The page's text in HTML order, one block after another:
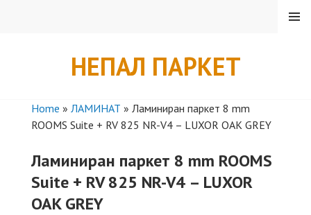
НЕПАЛ ПАРКЕТ
MENU
Home » ЛАМИНАТ » Ламиниран паркет 8 mm
ROOMS Suite + RV 825 NR-V4 – LUXOR OAK GREY
Ламиниран паркет 8 mm ROOMS
Suite + RV 825 NR-V4 – LUXOR
OAK GREY